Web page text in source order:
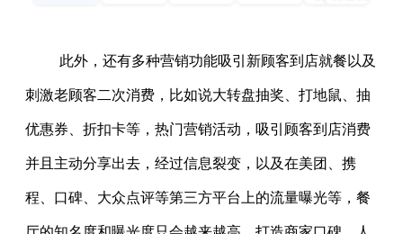
此外，还有多种营销功能吸引新顾客到店就餐以及
刺激老顾客二次消费，比如说大转盘抽奖、打地鼠、抽
优惠券、折扣卡等，热门营销活动，吸引顾客到店消费
并且主动分享出去，经过信息裂变，以及在美团、携
程、口碑、大众点评等第三方平台上的流量曝光等，餐